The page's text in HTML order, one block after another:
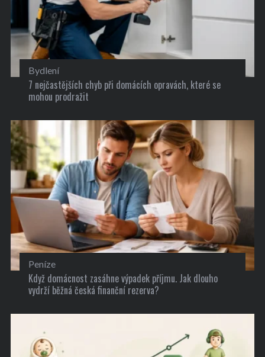
Bydlení
7 nejčastějších chyb při domácích opravách, které se
mohou prodražit
Peníze
Když domácnost zasáhne výpadek příjmu. Jak dlouho
vydrží běžná česká finanční rezerva?